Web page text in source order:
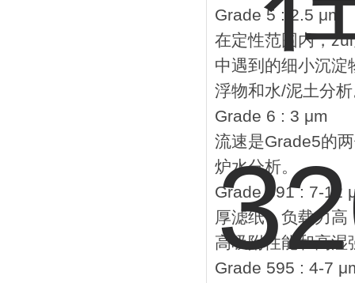
Grade 5 : 2.5 μm
在定性范围内，
中遇到的细小沉淀
浮物和水/泥土分
Grade 6 : 3 μm
流速是Grade5的
炉水分析。
Grade 591 : 7-12
厚滤纸，负载力
高吸附性能和高
Grade 595 : 4-7